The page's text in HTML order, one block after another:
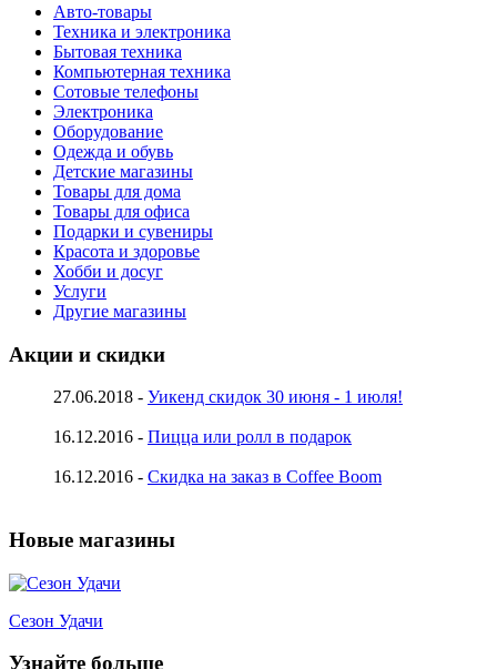
Авто-товары
Техника и электроника
Бытовая техника
Компьютерная техника
Сотовые телефоны
Электроника
Оборудование
Одежда и обувь
Детские магазины
Товары для дома
Товары для офиса
Подарки и сувениры
Красота и здоровье
Хобби и досуг
Услуги
Другие магазины
Акции и скидки
27.06.2018 - Уикенд скидок 30 июня - 1 июля!
16.12.2016 - Пицца или ролл в подарок
16.12.2016 - Скидка на заказ в Coffee Boom
Новые магазины
Сезон Удачи
Узнайте больше